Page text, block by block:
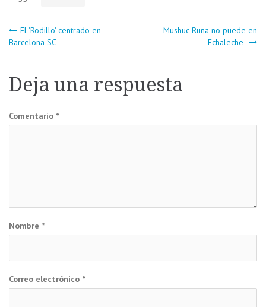
Navegación
entradas
El ‘Rodillo’ centrado en
Barcelona SC
Mushuc Runa no puede en
Echaleche
Deja una respuesta
Comentario *
Nombre *
Correo electrónico *